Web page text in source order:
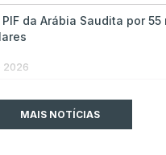
da Arábia Saudita por 55
2026
MAIS NOTÍCIAS